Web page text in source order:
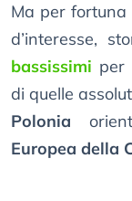
Ma per
d’interesse,
bassissimi per
di quelle
Polonia
Europea della